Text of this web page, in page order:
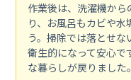
作業後は、洗濯機か
り、お風呂もカビや
う。掃除では落とせ
衛生的になって安心で
な暮らしが戻りました。